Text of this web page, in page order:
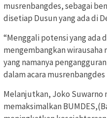
musrenbangdes, sebagai
disetiap Dusun yang ada di
“Menggali potensi yang ada
mengembangkan wirausaha
yang namanya
dalam acara musrenbangdes
Melanjutkan, Joko Suwarno
memaksimalkan